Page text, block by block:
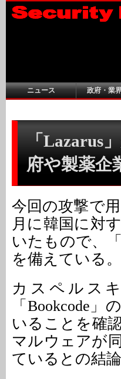
ニュース 政府・業
「Lazarus
府や製薬企
今回の攻撃で
月に韓国に対
いたもので、
を備えている。
カスペルス
「Bookcode
いることを確
マルウェアが
ているとの結